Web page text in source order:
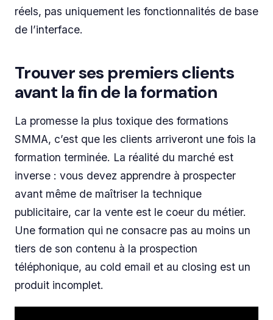
réels, pas uniquement les fonctionnalités de base
de l’interface.
Trouver ses premiers clients
avant la fin de la formation
La promesse la plus toxique des formations
SMMA, c’est que les clients arriveront une fois la
formation terminée. La réalité du marché est
inverse : vous devez apprendre à prospecter
avant même de maîtriser la technique
publicitaire, car la vente est le coeur du métier.
Une formation qui ne consacre pas au moins un
tiers de son contenu à la prospection
téléphonique, au cold email et au closing est un
produit incomplet.